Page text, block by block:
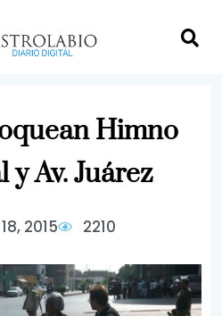
Himno
y Av. Juárez
2015 2210